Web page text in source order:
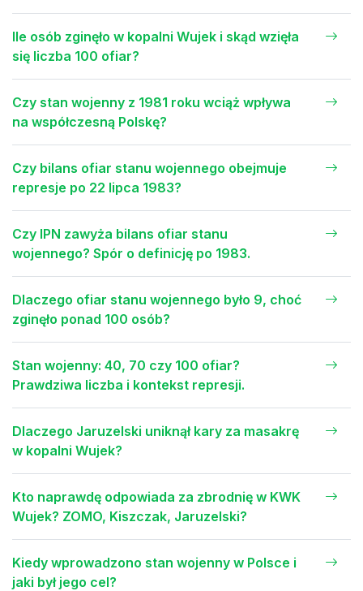
Ile osób zginęło w kopalni Wujek i skąd wzięła
się liczba 100 ofiar?
Czy stan wojenny z 1981 roku wciąż wpływa
na współczesną Polskę?
Czy bilans ofiar stanu wojennego obejmuje
represje po 22 lipca 1983?
Czy IPN zawyża bilans ofiar stanu
wojennego? Spór o definicję po 1983.
Dlaczego ofiar stanu wojennego było 9, choć
zginęło ponad 100 osób?
Stan wojenny: 40, 70 czy 100 ofiar?
Prawdziwa liczba i kontekst represji.
Dlaczego Jaruzelski uniknął kary za masakrę
w kopalni Wujek?
Kto naprawdę odpowiada za zbrodnię w KWK
Wujek? ZOMO, Kiszczak, Jaruzelski?
Kiedy wprowadzono stan wojenny w Polsce i
jaki był jego cel?